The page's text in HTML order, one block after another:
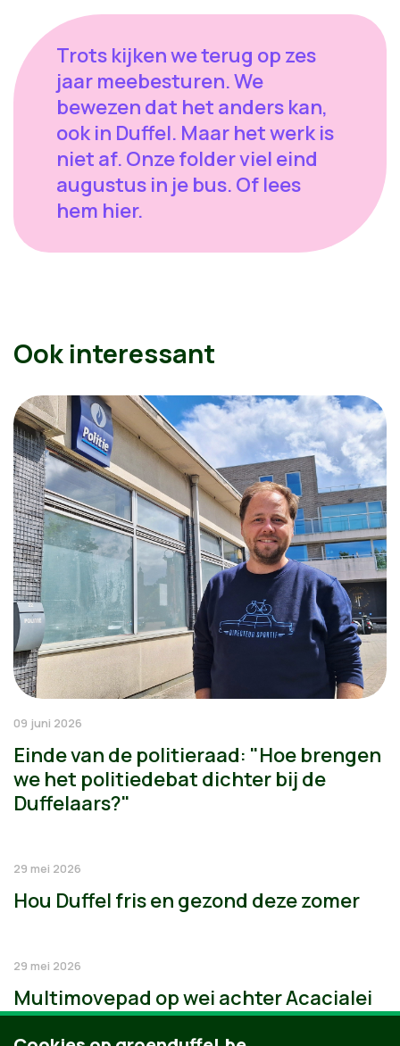
Trots kijken we terug op zes
jaar meebesturen. We
bewezen dat het anders kan,
ook in Duffel. Maar het werk is
niet af. Onze folder viel eind
augustus in je bus. Of lees
hem hier.
Ook interessant
09 juni 2026
Einde van de politieraad: "Hoe brengen
we het politiedebat dichter bij de
Duffelaars?"
29 mei 2026
Hou Duffel fris en gezond deze zomer
29 mei 2026
Multimovepad op wei achter Acacialei